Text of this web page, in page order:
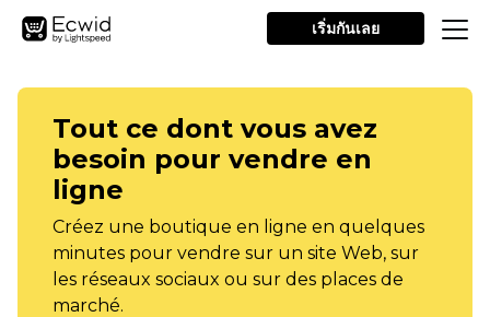
เริ่มกันเลย
Tout ce dont vous avez
besoin pour vendre en
ligne
Créez une boutique en ligne en quelques
minutes pour vendre sur un site Web, sur
les réseaux sociaux ou sur des places de
marché.